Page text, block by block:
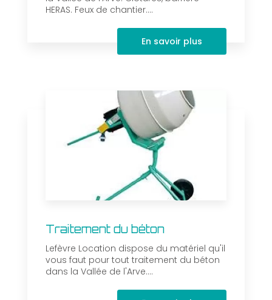
HERAS. Feux de chantier....
En savoir plus
Traitement du béton
Lefèvre Location dispose du matériel qu'il
vous faut pour tout traitement du béton
dans la Vallée de l'Arve....